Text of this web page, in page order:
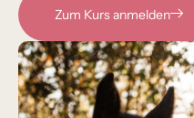
Zum Kurs anmelden